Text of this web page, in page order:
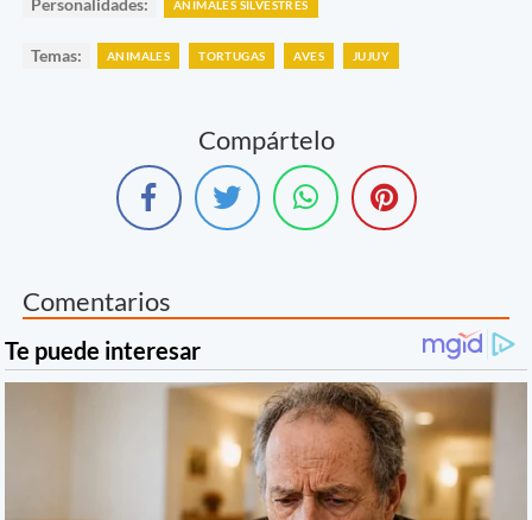
ANIMALES SILVESTRES
Temas: ANIMALES TORTUGAS AVES JUJUY
Compártelo
Comentarios